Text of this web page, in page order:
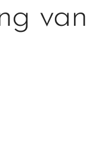
van